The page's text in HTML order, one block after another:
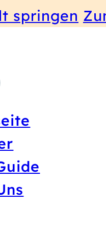
springen